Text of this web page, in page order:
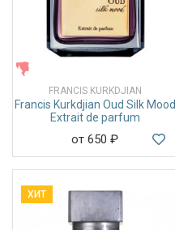
FRANCIS KURKDJIAN
Francis Kurkdjian Oud Silk Mood
Extrait de parfum
от 650 ₽
ХИТ